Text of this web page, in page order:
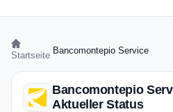
Startseite Bancomontepio Service
Bancomontepio
Aktueller Status